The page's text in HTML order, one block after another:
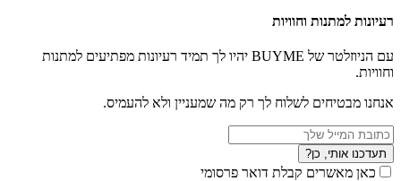
רעיונות למתנות וחוויות
עם הניוזלטר של BUYME יהיו לך תמיד רעיונות מפתיעים למתנות
וחוויות.
אנחנו מבטיחים לשלוח לך רק מה שמעניין ולא להעמיס.
תעדכנו אותי, כן?
כאן מאשרים קבלת דואר פרסומי